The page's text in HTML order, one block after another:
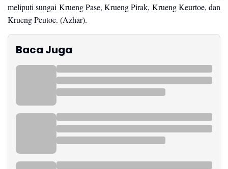
meliputi sungai Krueng Pase, Krueng Pirak, Krueng Keurtoe, dan
Krueng Peutoe. (Azhar).
Baca Juga